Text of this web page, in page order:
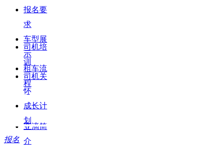
报名要
求
车型展
示
租车流
程
司机培
训
司机关
怀
成长计
划
司机服务
亚滴简
介
报名